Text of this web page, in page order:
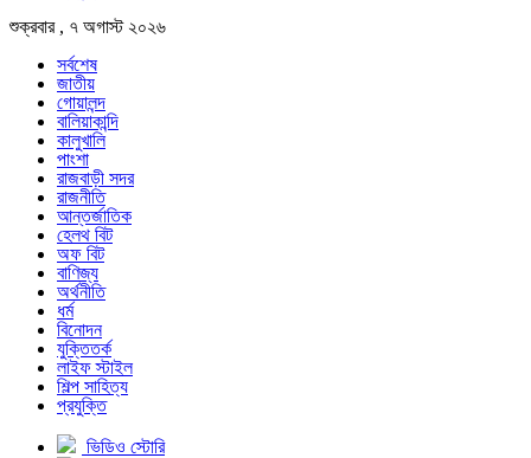
শুক্রবার , ৭ অগাস্ট ২০২৬
সর্বশেষ
জাতীয়
গোয়ালন্দ
বালিয়াকান্দি
কালুখালি
পাংশা
রাজবাড়ী সদর
রাজনীতি
আন্তর্জাতিক
হেলথ বিট
অফ বিট
বাণিজ্য
অর্থনীতি
ধর্ম
বিনোদন
যুক্তিতর্ক
লাইফ স্টাইল
শিল্প সাহিত্য
প্রযুক্তি
ভিডিও স্টোরি